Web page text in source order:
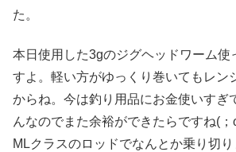
た。
本日使用した3gのジグヘッドワーム使
すよ。軽い方がゆっくり巻いてもレン
からね。今は釣り用品にお金使いすぎ
んなのでまた余裕ができたらですね(
MLクラスのロッドでなんとか乗り切り